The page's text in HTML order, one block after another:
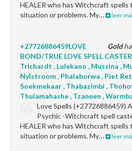
HEALER who has Witchcraft spells
situation or problems. My…
leer
Gold
+27726886459LOVE
BOND/TRUE LOVE SPELL
Trichardt , Lulekano , Mussina ,
Nylstroom , Phalaborwa , Piet
Soekmekaar , Thabazimbi ,
Thulamahashe , Tzaneen ,
Love Spells (+27726886459)
Psychic -Witchcraft spell
HEALER who has Witchcraft spells
situation or problems. My…
leer